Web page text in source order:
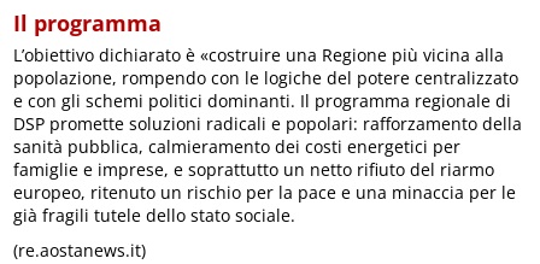
Il programma
L’obiettivo dichiarato è «costruire una Regione più vicina alla
popolazione, rompendo con le logiche del potere centralizzato
e con gli schemi politici dominanti. Il programma regionale di
DSP promette soluzioni radicali e popolari: rafforzamento della
sanità pubblica, calmieramento dei costi energetici per
famiglie e imprese, e soprattutto un netto rifiuto del riarmo
europeo, ritenuto un rischio per la pace e una minaccia per le
già fragili tutele dello stato sociale.
(re.aostanews.it)